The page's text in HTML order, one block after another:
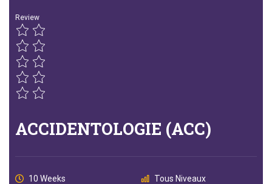
Review
ACCIDENTOLOGIE (ACC)
10 Weeks Tous Niveaux